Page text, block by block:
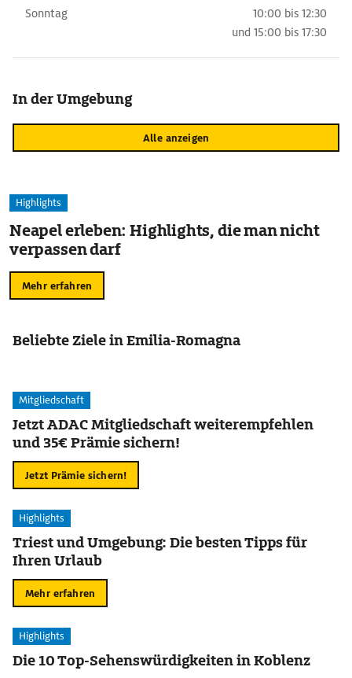
Sonntag
10:00 bis 12:30
und 15:00 bis 17:30
In der Umgebung
Alle anzeigen
Highlights
Neapel erleben: Highlights, die man nicht
verpassen darf
Mehr erfahren
Beliebte Ziele in Emilia-Romagna
Mitgliedschaft
Jetzt ADAC Mitgliedschaft weiterempfehlen
und 35€ Prämie sichern!
Jetzt Prämie sichern!
Highlights
Triest und Umgebung: Die besten Tipps für
Ihren Urlaub
Mehr erfahren
Highlights
Die 10 Top-Sehenswürdigkeiten in Koblenz